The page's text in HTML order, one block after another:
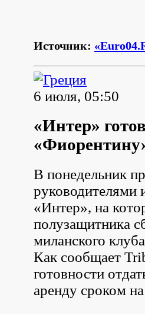
Источник:
6 июля, 05:50
«Интер»
В понедельник
руководителями
«Интер», на
полузащитника
миланского
Как сообщает
готовности
аренду сроком